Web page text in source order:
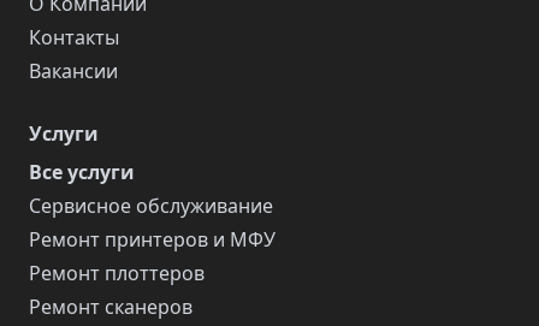
Контакты
Вакансии
Услуги
Все услуги
Сервисное обслуживание
Ремонт принтеров и МФУ
Ремонт плоттеров
Ремонт сканеров